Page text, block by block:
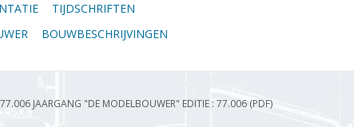
TIJDSCHRIFTEN
BOUWBESCHRIJVINGEN
JAARGANG "DE MODELBOUWER" EDITIE : 77.006 (PDF)